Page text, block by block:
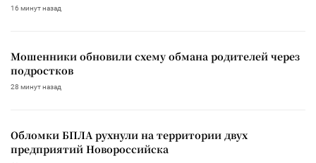
16 минут назад
Мошенники обновили схему обмана родителей через
подростков
28 минут назад
Обломки БПЛА рухнули на территории двух
предприятий Новороссийска